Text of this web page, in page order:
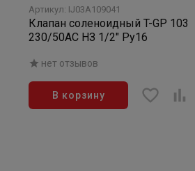
Артикул: IJ03A109041
Клапан соленоидный T-GP 103
230/50AC НЗ 1/2" Ру16
нет отзывов
В корзину